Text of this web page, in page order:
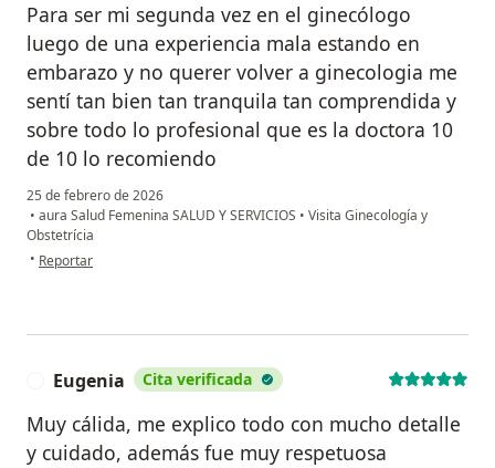
Para ser mi segunda vez en el ginecólogo
luego de una experiencia mala estando en
embarazo y no querer volver a ginecologia me
sentí tan bien tan tranquila tan comprendida y
sobre todo lo profesional que es la doctora 10
de 10 lo recomiendo
25 de febrero de 2026
• aura Salud Femenina SALUD Y SERVICIOS • Visita Ginecología y
Obstetrícia
• en opinión del usuario Francy yulieth acevedo
Reportar
Eugenia Cita verificada
Muy cálida, me explico todo con mucho detalle
y cuidado, además fue muy respetuosa